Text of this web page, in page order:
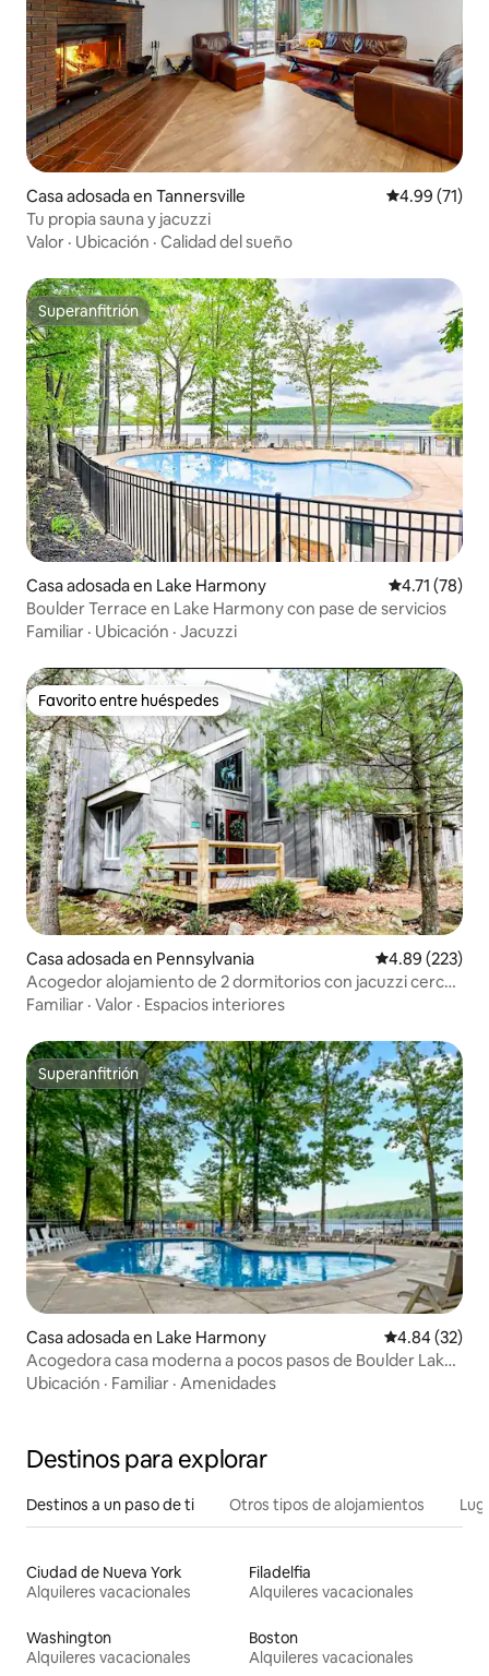
Casa adosada en Tannersville Calificación
4.99 (71)
Tu propia sauna y jacuzzi
Valor · Ubicación · Calidad del sueño
Superanfitrión
Superanfitrión
Casa adosada en Lake Harmony Calificación
4.71 (78)
Boulder Terrace en Lake Harmony con pase de servicios
Familiar · Ubicación · Jacuzzi
Favorito entre huéspedes
Favorito entre huéspedes
Casa adosada en Pennsylvania Calificación
4.89 (223)
Acogedor alojamiento de 2 dormitorios con jacuzzi cerca
de Lake Harmony
Familiar · Valor · Espacios interiores
Superanfitrión
Superanfitrión
Casa adosada en Lake Harmony Calificación
4.84 (32)
Acogedora casa moderna a pocos pasos de Boulder Lake
y club con alberca
Ubicación · Familiar · Amenidades
Destinos para explorar
Destinos a un paso de ti Otros tipos de alojamientos
Ciudad de Nueva York
Alquileres vacacionales
Filadelfia
Alquileres vacacionales
Washington
Alquileres vacacionales
Boston
Alquileres vacacionales